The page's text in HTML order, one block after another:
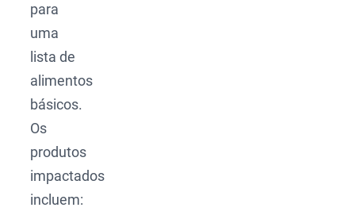
para
uma
lista de
alimentos
básicos.
Os
produtos
impactados
incluem: